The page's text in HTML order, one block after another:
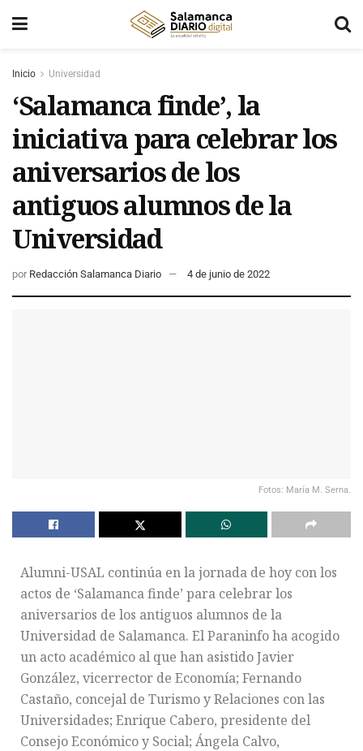
Inicio Universidad
‘Salamanca finde’, la
iniciativa para celebrar los
aniversarios de los
antiguos alumnos de la
Universidad
por Redacción Salamanca Diario 4 de junio de 2022
Fotos: María M. Serna.
Alumni-USAL continúa en la jornada de hoy con los
actos de ‘Salamanca finde’ para celebrar los
aniversarios de los antiguos alumnos de la
Universidad de Salamanca. El Paraninfoha acogido
un acto académico al que han asistido Javier
González, vicerrector de Economía; Fernando
Castaño, concejal de Turismo y Relaciones con las
Universidades; Enrique Cabero, presidente del
Consejo Económico y Social; Ángela Calvo,